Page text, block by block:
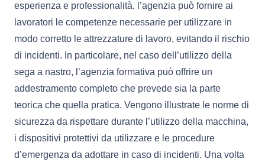
esperienza e professionalità, l’agenzia può fornire ai
lavoratori le competenze necessarie per utilizzare in
modo corretto le attrezzature di lavoro, evitando il rischio
di incidenti. In particolare, nel caso dell’utilizzo della
sega a nastro, l’agenzia formativa può offrire un
addestramento completo che prevede sia la parte
teorica che quella pratica. Vengono illustrate le norme di
sicurezza da rispettare durante l’utilizzo della macchina,
i dispositivi protettivi da utilizzare e le procedure
d’emergenza da adottare in caso di incidenti. Una volta